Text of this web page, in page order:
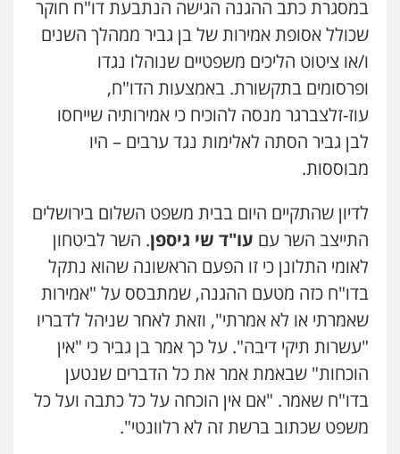
במסגרת כתב ההגנה הגישה הנתבעת דו"ח חוקר
שכולל אסופת אמירות של בן גביר ממהלך השנים
ו/או ציטוט הליכים משפטיים שנוהלו נגדו
ופרסומים בתקשורת. באמצעות הדו"ח,
עוז-זלצברגר מנסה להוכיח כי אמירותיה שייחסו
לבן גביר הסתה לאלימות נגד ערבים – היו
מבוססות.
לדיון שהתקיים היום בבית משפט השלום בירושלים
התייצב השר עם עו"ד שי גיספן. השר לביטחון
לאומי התלונן כי זו הפעם הראשונה שהוא נתקל
בדו"ח כזה מטעם ההגנה, שמתבסס על "אמירות
שאמרתי או לא אמרתי", וזאת לאחר שניהל לדבריו
"עשרות תיקי דיבה". על כך אמר בן גביר כי "אין
הוכחות" שבאמת אמר את כל הדברים שנטען
בדו"ח שאמר. "אם אין הוכחה על כל כתבה ועל כל
משפט שכתוב ברשת זה לא רלוונטי".
עו"ד יוסי חמצני